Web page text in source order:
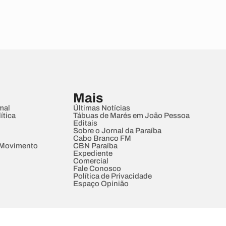
Mais
Últimas Notícias
Tábuas de Marés em João Pessoa
Editais
Sobre o Jornal da Paraíba
Cabo Branco FM
CBN Paraíba
Expediente
Comercial
Fale Conosco
Política de Privacidade
Espaço Opinião